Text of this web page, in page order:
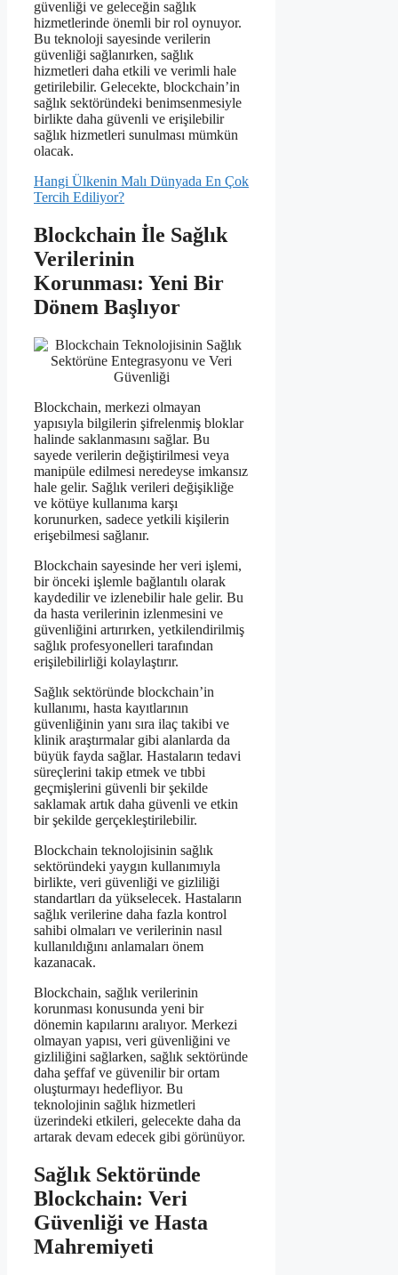
güvenliği ve geleceğin sağlık
hizmetlerinde önemli bir rol oynuyor.
Bu teknoloji sayesinde verilerin
güvenliği sağlanırken, sağlık
hizmetleri daha etkili ve verimli hale
getirilebilir. Gelecekte, blockchain’in
sağlık sektöründeki benimsenmesiyle
birlikte daha güvenli ve erişilebilir
sağlık hizmetleri sunulması mümkün
olacak.
Hangi Ülkenin Malı Dünyada En Çok
Tercih Ediliyor?
Blockchain İle Sağlık
Verilerinin
Korunması: Yeni Bir
Dönem Başlıyor
Blockchain, merkezi olmayan
yapısıyla bilgilerin şifrelenmiş bloklar
halinde saklanmasını sağlar. Bu
sayede verilerin değiştirilmesi veya
manipüle edilmesi neredeyse imkansız
hale gelir. Sağlık verileri değişikliğe
ve kötüye kullanıma karşı
korunurken, sadece yetkili kişilerin
erişebilmesi sağlanır.
Blockchain sayesinde her veri işlemi,
bir önceki işlemle bağlantılı olarak
kaydedilir ve izlenebilir hale gelir. Bu
da hasta verilerinin izlenmesini ve
güvenliğini artırırken, yetkilendirilmiş
sağlık profesyonelleri tarafından
erişilebilirliği kolaylaştırır.
Sağlık sektöründe blockchain’in
kullanımı, hasta kayıtlarının
güvenliğinin yanı sıra ilaç takibi ve
klinik araştırmalar gibi alanlarda da
büyük fayda sağlar. Hastaların tedavi
süreçlerini takip etmek ve tıbbi
geçmişlerini güvenli bir şekilde
saklamak artık daha güvenli ve etkin
bir şekilde gerçekleştirilebilir.
Blockchain teknolojisinin sağlık
sektöründeki yaygın kullanımıyla
birlikte, veri güvenliği ve gizliliği
standartları da yükselecek. Hastaların
sağlık verilerine daha fazla kontrol
sahibi olmaları ve verilerinin nasıl
kullanıldığını anlamaları önem
kazanacak.
Blockchain, sağlık verilerinin
korunması konusunda yeni bir
dönemin kapılarını aralıyor. Merkezi
olmayan yapısı, veri güvenliğini ve
gizliliğini sağlarken, sağlık sektöründe
daha şeffaf ve güvenilir bir ortam
oluşturmayı hedefliyor. Bu
teknolojinin sağlık hizmetleri
üzerindeki etkileri, gelecekte daha da
artarak devam edecek gibi görünüyor.
Sağlık Sektöründe
Blockchain: Veri
Güvenliği ve Hasta
Mahremiyeti